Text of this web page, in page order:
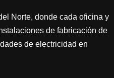
Norte, donde cada oficina y
de fabricación de
de electricidad en